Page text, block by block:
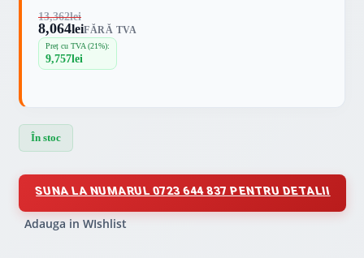
13,362lei
8,064leiFĂRĂ TVA
Preț cu TVA (21%):
9,757lei
În stoc
SUNA LA NUMARUL 0723 644 837 PENTRU DETALII
Adauga in WIshlist